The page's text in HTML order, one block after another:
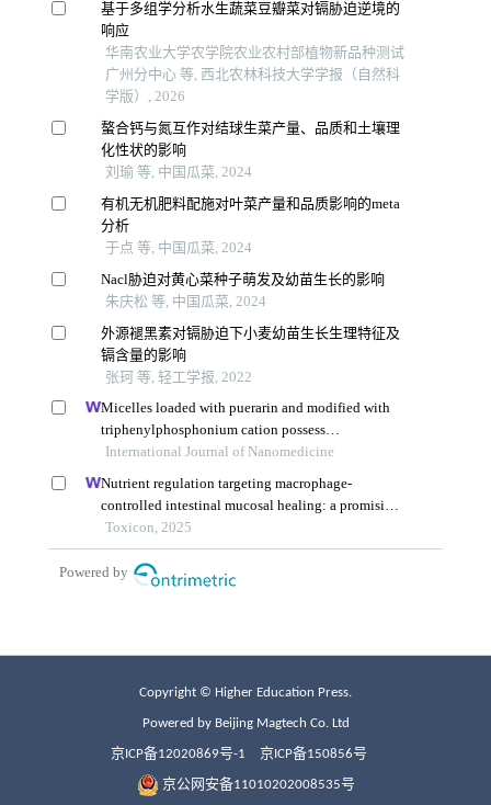
Copyright © Higher Education Press.
Powered by Beijing Magtech Co. Ltd
京ICP备12020869号-1 京ICP备150856号
京公网安备11010202008535号